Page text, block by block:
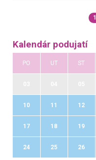
1
Kalendár podujatí
PO UT ST
10 11 12
17 18 19
24 25 26